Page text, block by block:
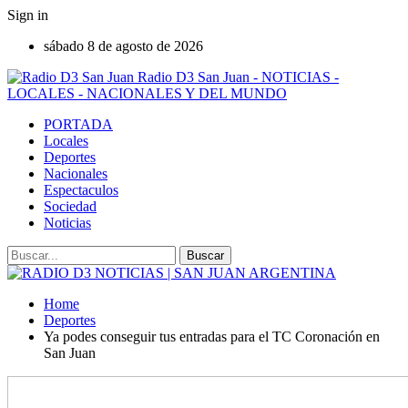
Sign in
sábado 8 de agosto de 2026
Radio D3 San Juan - NOTICIAS -
LOCALES - NACIONALES Y DEL MUNDO
PORTADA
Locales
Deportes
Nacionales
Espectaculos
Sociedad
Noticias
Home
Deportes
Ya podes conseguir tus entradas para el TC Coronación en
San Juan